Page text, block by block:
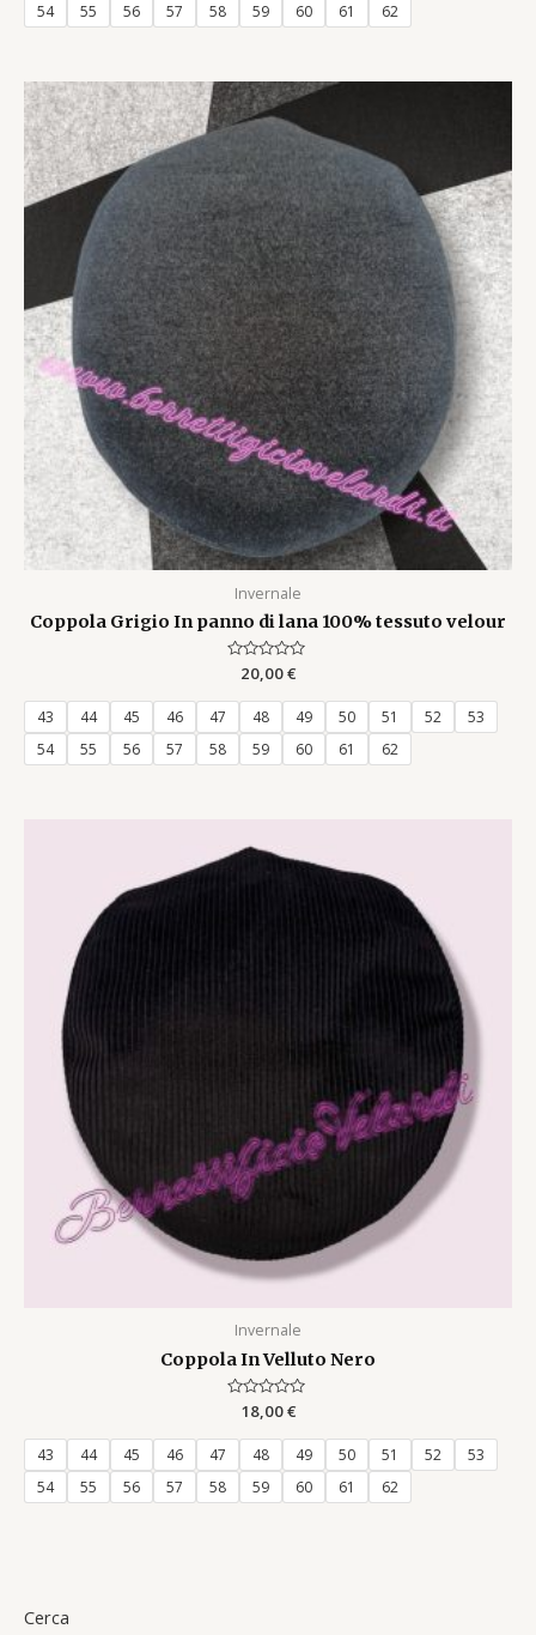
Cerca
54
55 56 57 58 59 60 61 62
Invernale
Coppola Grigio In panno di lana 100% tessuto velour
Rated
out
20,00€
43 44 45 46 47 48 49 50 51 52
53
54
55 56 57 58 59 60 61 62
Invernale
Coppola In Velluto Nero
Rated
out
18,00€
43 44 45 46 47 48 49 50 51 52
53
54
55 56 57 58 59 60 61 62